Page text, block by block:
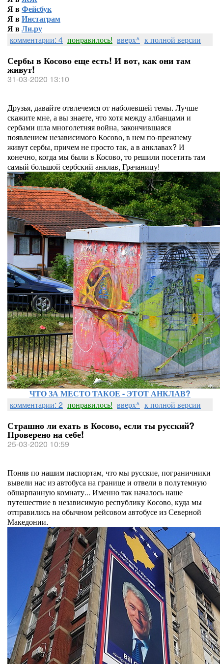
Я вФейсбук
Я вИнстаграм
Я вЛи.ру
комментарии: 4 понравилось! вверх^ к полной версии
Сербы в Косово еще есть! И вот, как они там
живут!
31-03-2020 13:10
Друзья, давайте отвлечемся от наболевшей темы. Лучше
скажите мне, а вы знаете, что хотя между албанцами и
сербами шла многолетняя война, закончившаяся
появлением независимого Косово, в нем по-прежнему
живут сербы, причем не просто так, а в анклавах? И
конечно, когда мы были в Косово, то решили посетить там
самый большой сербский анклав, Грачаницу!
ЧТО ЗА МЕСТО ТАКОЕ - ЭТОТ АНКЛАВ?
комментарии: 2 понравилось! вверх^ к полной версии
Страшно ли ехать в Косово, если ты русский?
Проверено на себе!
25-03-2020 10:59
Поняв по нашим паспортам, что мы русские, пограничники
вывели нас из автобуса на границе и отвели в полутемную
обшарпанную комнату... Именно так началось наше
путешествие в независимую республику Косово, куда мы
отправились на обычном рейсовом автобусе из Северной
Македонии.